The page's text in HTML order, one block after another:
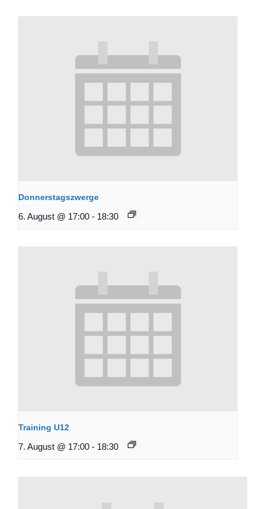
Donnerstagszwerge
6. August @ 17:00 - 18:30
Training U12
7. August @ 17:00 - 18:30